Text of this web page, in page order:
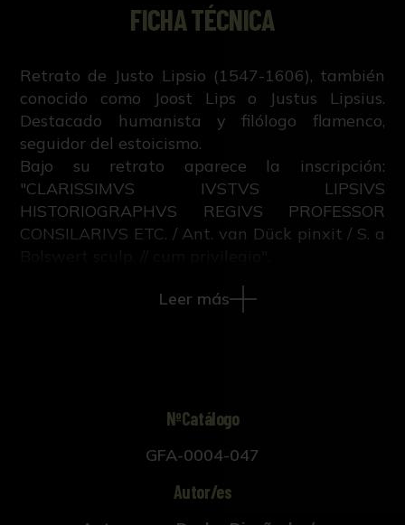
FICHA TÉCNICA
Retrato de Justo Lipsio (1547-1606), también
conocido como Joost Lips o Justus Lipsius.
Destacado humanista y filólogo flamenco,
seguidor del estoicismo.
Bajo su retrato aparece la inscripción:
"CLARISSIMVS IVSTVS LIPSIVS
HISTORIOGRAPHVS REGIVS PROFESSOR
CONSILARIVS ETC. / Ant. van Dück pinxit / S. a
ou vies des hommes illustres du XVII. siècle",
Leer más
NºCatálogo
GFA-0004-047
Autor/es